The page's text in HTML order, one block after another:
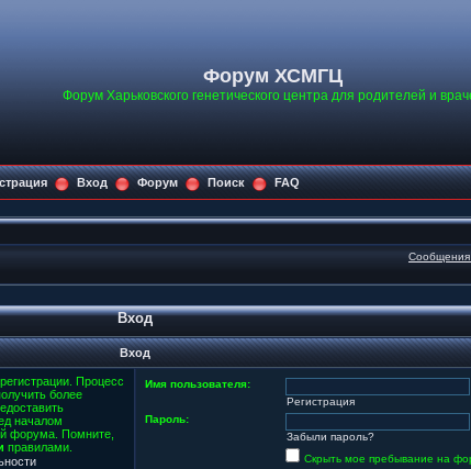
Форум ХСМГЦ
Форум Харьковского генетического центра для родителей и
Вход Форум Поиск FAQ
Сообщения
Вход
Вход
Процесс
более
началом
форума. Помните,
правилами.
Имя пользователя:
Регистрация
Пароль:
Забыли пароль?
Скрыть мое пребывание на